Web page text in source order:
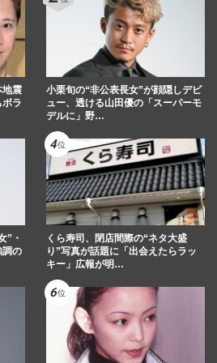
地震
ラ
小栗旬の“非公表長女”が顔隠しデビ
ュー、透ける山田優の「スーパーモ
デルに」野…
”・
調の
くら寿司、閉店間際の“ネタ大盛
り”写真が話題に「出会えたらラッ
キー」広報が明…